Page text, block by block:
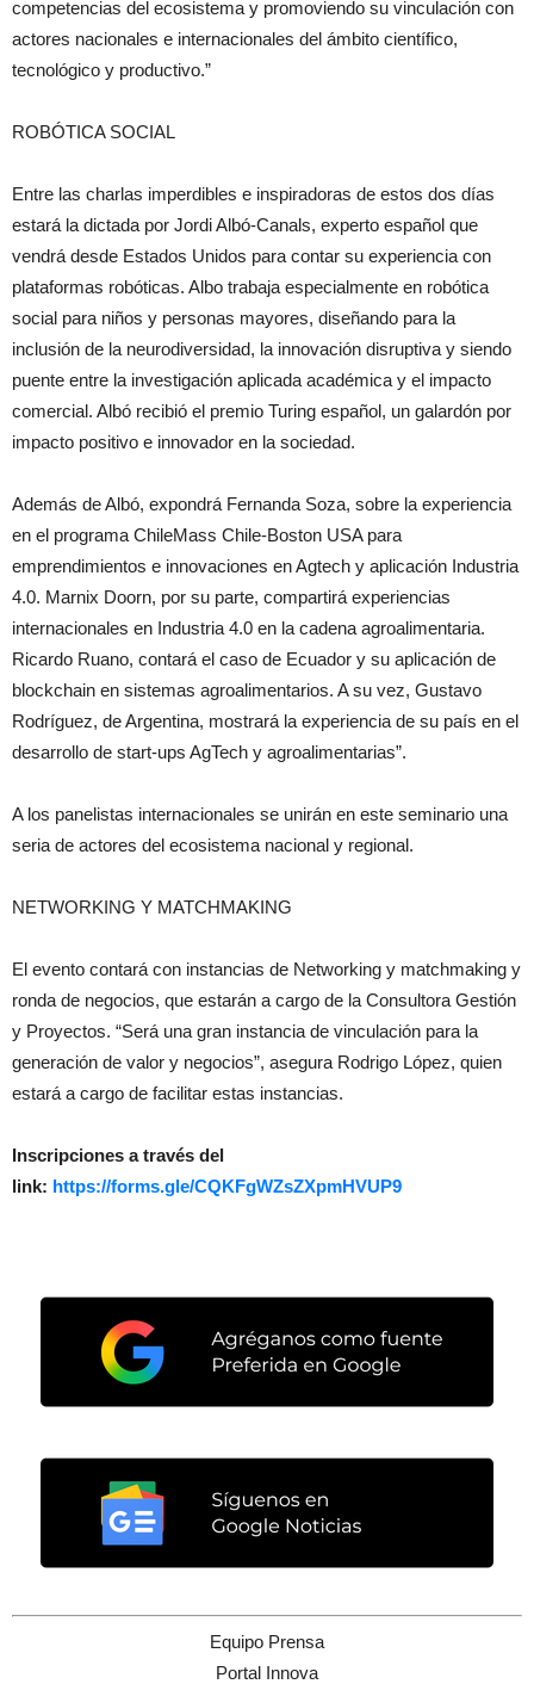
competencias del ecosistema y promoviendo su vinculación con
actores nacionales e internacionales del ámbito científico,
tecnológico y productivo.”
ROBÓTICA SOCIAL
Entre las charlas imperdibles e inspiradoras de estos dos días
estará la dictada por Jordi Albó-Canals, experto español que
vendrá desde Estados Unidos para contar su experiencia con
plataformas robóticas. Albo trabaja especialmente en robótica
social para niños y personas mayores, diseñando para la
inclusión de la neurodiversidad, la innovación disruptiva y siendo
puente entre la investigación aplicada académica y el impacto
comercial. Albó recibió el premio Turing español, un galardón por
impacto positivo e innovador en la sociedad.
Además de Albó, expondrá Fernanda Soza, sobre la experiencia
en el programa ChileMass Chile-Boston USA para
emprendimientos e innovaciones en Agtech y aplicación Industria
4.0. Marnix Doorn, por su parte, compartirá experiencias
internacionales en Industria 4.0 en la cadena agroalimentaria.
Ricardo Ruano, contará el caso de Ecuador y su aplicación de
blockchain en sistemas agroalimentarios. A su vez, Gustavo
Rodríguez, de Argentina, mostrará la experiencia de su país en el
desarrollo de start-ups AgTech y agroalimentarias”.
A los panelistas internacionales se unirán en este seminario una
seria de actores del ecosistema nacional y regional.
NETWORKING Y MATCHMAKING
El evento contará con instancias de Networking y matchmaking y
ronda de negocios, que estarán a cargo de la Consultora Gestión
y Proyectos. “Será una gran instancia de vinculación para la
generación de valor y negocios”, asegura Rodrigo López, quien
estará a cargo de facilitar estas instancias.
Inscripciones a través del
link: https://forms.gle/CQKFgWZsZXpmHVUP9
Equipo Prensa
Portal Innova